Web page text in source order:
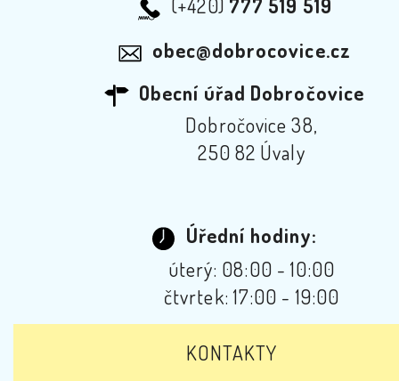
(+420) 777 519 519
obec@dobrocovice.cz
Obecní úřad Dobročovice
Dobročovice 38,
250 82 Úvaly
Úřední hodiny:
úterý: 08:00 - 10:00
čtvrtek: 17:00 - 19:00
KONTAKTY